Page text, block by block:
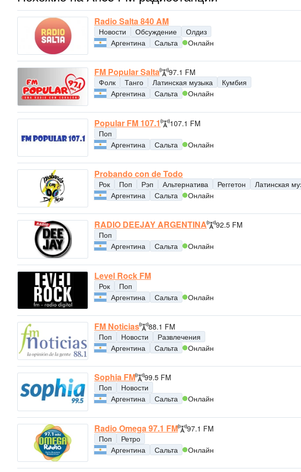
Radio Salta 840 AM
Новости Обсуждение
Олдиз
Аргентина
Сальта Онлайн
FM Popular Salta
97.1 FM
Фолк
Танго Латинская музыка
Кумбия
Аргентина
Сальта Онлайн
Popular FM 107.1
107.1 FM
Поп
Аргентина
Сальта Онлайн
Probando con de Todo
Рок Поп Рэп Альтернатива Реггетон Латинская
Аргентина
Сальта Онлайн
RADIO DEEJAY ARGENTINA
92.5 FM
Поп
Аргентина
Сальта Онлайн
Level Rock FM
Рок
Поп
Аргентина
Сальта Онлайн
FM Noticias
88.1 FM
Поп
Новости
Развлечения
Аргентина
Сальта Онлайн
Sophia FM
99.5 FM
Поп
Новости
Аргентина
Сальта Онлайн
Radio Omega 97.1 FM
97.1 FM
Поп
Ретро
Аргентина
Сальта Онлайн